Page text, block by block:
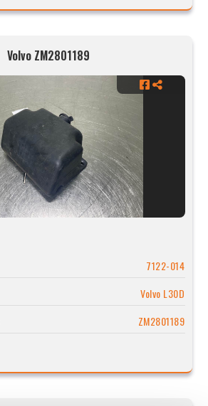
Volvo ZM2801189
7122-014
Volvo L30D
ZM2801189